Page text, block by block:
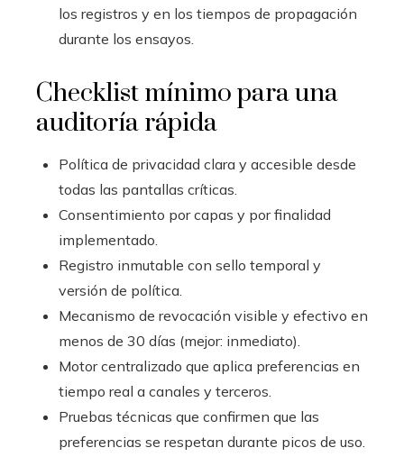
los registros y en los tiempos de propagación
durante los ensayos.
Checklist mínimo para una
auditoría rápida
Política de privacidad clara y accesible desde
todas las pantallas críticas.
Consentimiento por capas y por finalidad
implementado.
Registro inmutable con sello temporal y
versión de política.
Mecanismo de revocación visible y efectivo en
menos de 30 días (mejor: inmediato).
Motor centralizado que aplica preferencias en
tiempo real a canales y terceros.
Pruebas técnicas que confirmen que las
preferencias se respetan durante picos de uso.